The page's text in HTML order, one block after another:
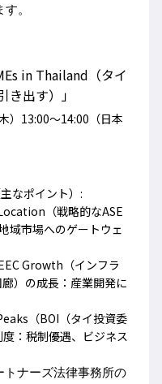
。
in Thailand（タイ
出す）」
）13:00～14:00（日本
なポイント）:
（戦略的なASE
域市場へのゲートウェ
Growth（インフラ
）の成長：産業開発に
（BOI（タイ投資委
：税制優遇、ビジネス
ナーズ法律事務所の